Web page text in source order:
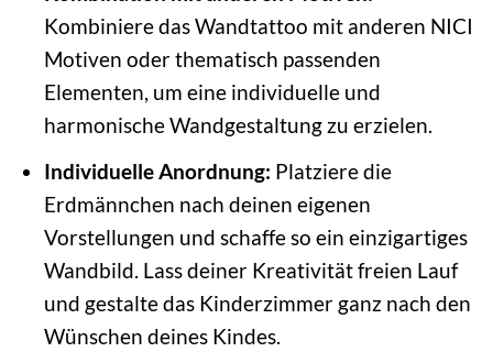
Kombiniere das Wandtattoo mit anderen NICI
Motiven oder thematisch passenden
Elementen, um eine individuelle und
harmonische Wandgestaltung zu erzielen.
Individuelle Anordnung: Platziere die
Erdmännchen nach deinen eigenen
Vorstellungen und schaffe so ein einzigartiges
Wandbild. Lass deiner Kreativität freien Lauf
und gestalte das Kinderzimmer ganz nach den
Wünschen deines Kindes.